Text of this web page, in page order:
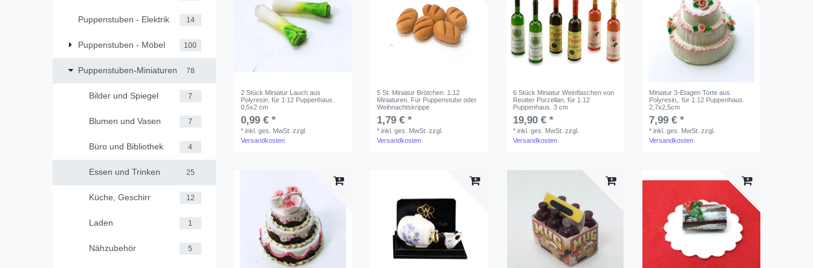
Puppenstuben - Elektrik 14
Puppenstuben - Möbel 100
Puppenstuben-Miniaturen 78
Bilder und Spiegel 7
Blumen und Vasen 7
Büro und Bibliothek 4
Essen und Trinken 25
Küche, Geschirr 12
Laden 1
Nähzubehör 5
2 Stück Miniatur Lauch aus
Polyresin. für 1:12 Puppenhaus.
0,5x2 cm
0,99 € *
*inkl. ges. MwSt. zzgl.
Versandkosten
5 St. Miniatur Brötchen. 1:12
Miniaturen. Für Puppenstube oder
Weihnachtskrippe
1,79 € *
*inkl. ges. MwSt. zzgl.
Versandkosten
6 Stück Miniatur Weinflaschen von
Reutter Porzellan. für 1:12
Puppenhaus. 3 cm
19,90 € *
*inkl. ges. MwSt. zzgl.
Versandkosten
Miniatur 3-Etagen Torte aus
Polyresin,. für 1:12 Puppenhaus.
2,7x2,5cm
7,99 € *
*inkl. ges. MwSt. zzgl.
Versandkosten